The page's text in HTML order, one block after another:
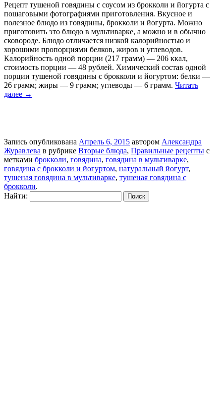
Рецепт тушеной говядины с соусом из брокколи и йогурта с
пошаговыми фотографиями приготовления. Вкусное и
полезное блюдо из говядины, брокколи и йогурта. Можно
приготовить это блюдо в мультиварке, а можно и в обычно
сковороде. Блюдо отличается низкой калорийностью и
хорошими пропорциями белков, жиров и углеводов.
Калорийность одной порции (217 грамм) — 206 ккал,
стоимость порции — 48 рублей. Химический состав одной
порции тушеной говядины с брокколи и йогуртом: белки —
26 грамм; жиры — 9 грамм; углеводы — 6 грамм. Читать
далее →
Запись опубликована Апрель 6, 2015 автором Александра
Журавлева в рубрике Вторые блюда, Правильные рецепты с
метками брокколи, говядина, говядина в мультиварке,
говядина с брокколи и йогуртом, натуральный йогурт,
тушеная говядина в мультиварке, тушеная говядина с
брокколи.
Найти: